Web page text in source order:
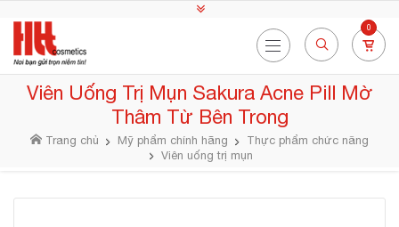
0
Viên Uống Trị Mụn Sakura Acne Pill Mờ
Thâm Từ Bên Trong
Trang chủ Mỹ phẩm chính hãng
Thực phẩm chức năng
Viên uống trị mụn